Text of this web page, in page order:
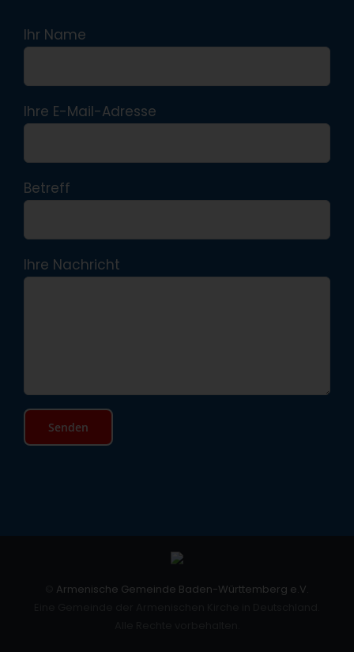
Ihr Name
Ihre E-Mail-Adresse
Betreff
Ihre Nachricht
Armenische Gemeinde Baden-Württemberg e.V.